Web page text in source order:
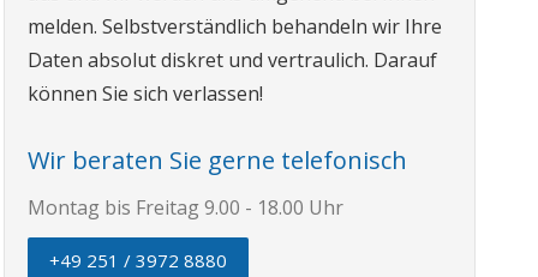
melden. Selbstverständlich behandeln wir Ihre
Daten absolut diskret und vertraulich. Darauf
können Sie sich verlassen!
Wir beraten Sie gerne telefonisch
Montag bis Freitag 9.00 - 18.00 Uhr
+49 251 / 3972 8880